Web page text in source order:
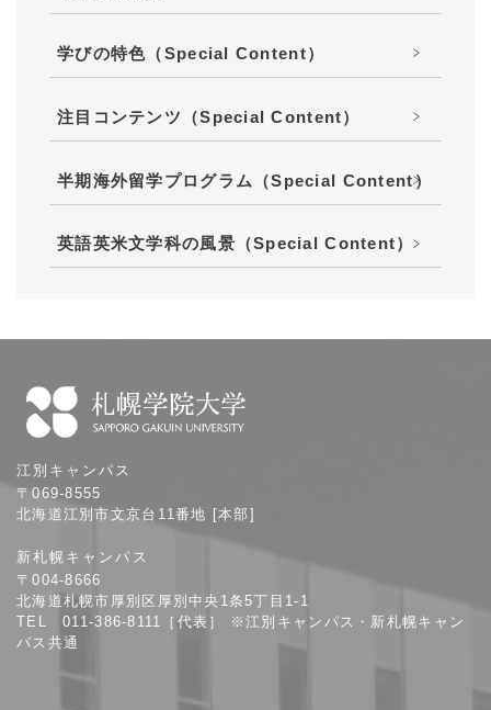
学びの特色（Special Content）
注目コンテンツ（Special Content）
半期海外留学プログラム（Special Content）
英語英米文学科の風景（Special Content）
幌
学
大
学
江別キャンパス
〒069-8555
北海道江別市文京台11番地 [本部]
新札幌キャンパス
〒004-8666
北海道札幌市厚別区厚別中央1条5丁目1-1
TEL 011-386-8111［代表］ ※江別キャンパス・新札幌キャン
パス共通